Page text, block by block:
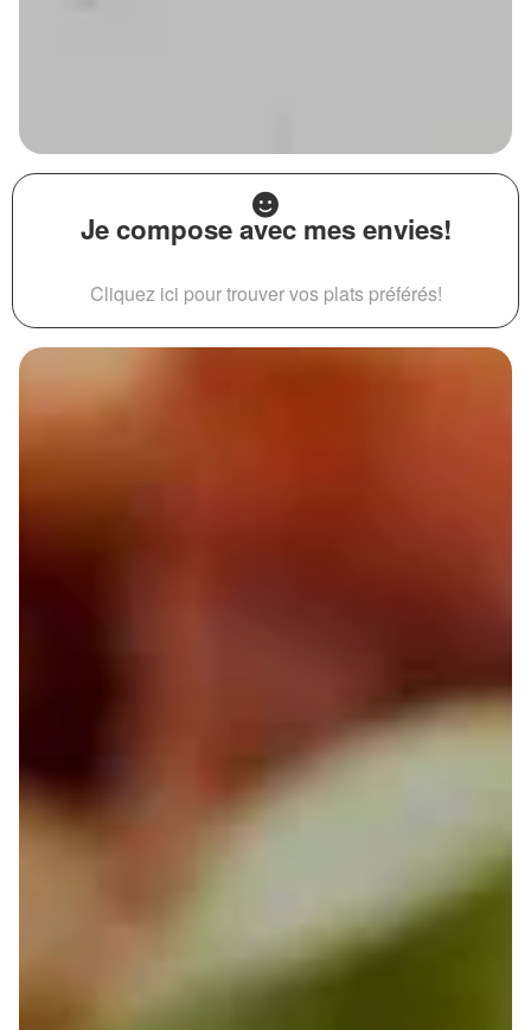
Je compose avec mes envies!
Cliquez ici pour trouver vos plats préférés!